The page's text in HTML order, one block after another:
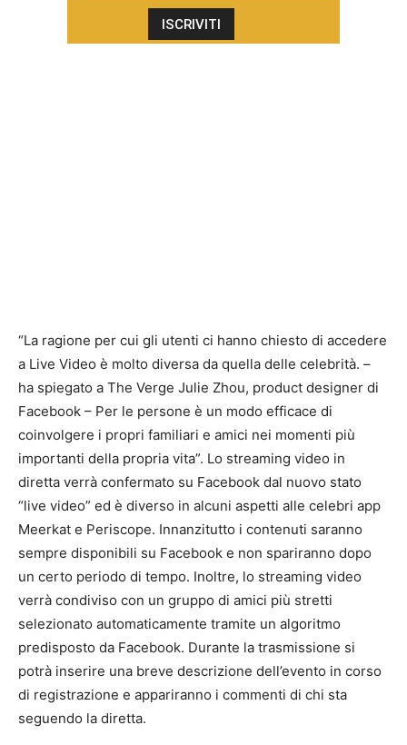
“La ragione per cui gli utenti ci hanno chiesto di accedere
a Live Video è molto diversa da quella delle celebrità. –
ha spiegato a The Verge Julie Zhou, product designer di
Facebook – Per le persone è un modo efficace di
coinvolgere i propri familiari e amici nei momenti più
importanti della propria vita”. Lo streaming video in
diretta verrà confermato su Facebook dal nuovo stato
“live video” ed è diverso in alcuni aspetti alle celebri app
Meerkat e Periscope. Innanzitutto i contenuti saranno
sempre disponibili su Facebook e non spariranno dopo
un certo periodo di tempo. Inoltre, lo streaming video
verrà condiviso con un gruppo di amici più stretti
selezionato automaticamente tramite un algoritmo
predisposto da Facebook. Durante la trasmissione si
potrà inserire una breve descrizione dell’evento in corso
di registrazione e appariranno i commenti di chi sta
seguendo la diretta.